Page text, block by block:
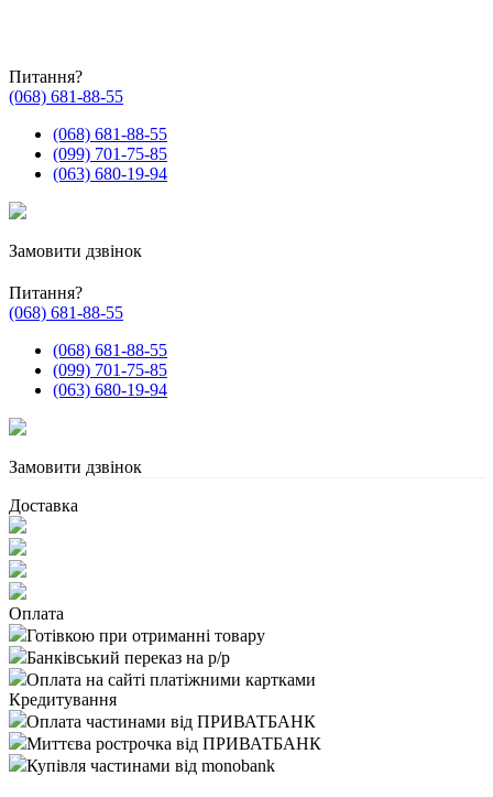
Питання?
(068) 681-88-55
(068) 681-88-55
(099) 701-75-85
(063) 680-19-94
Замовити дзвінок
Питання?
(068) 681-88-55
(068) 681-88-55
(099) 701-75-85
(063) 680-19-94
Замовити дзвінок
Доставка
Оплата
Готівкою при отриманні товару
Банківський переказ на р/р
Оплата на сайті платіжними картками
Кредитування
Оплата частинами від ПРИВАТБАНК
Миттєва рострочка від ПРИВАТБАНК
Купівля частинами від monobank